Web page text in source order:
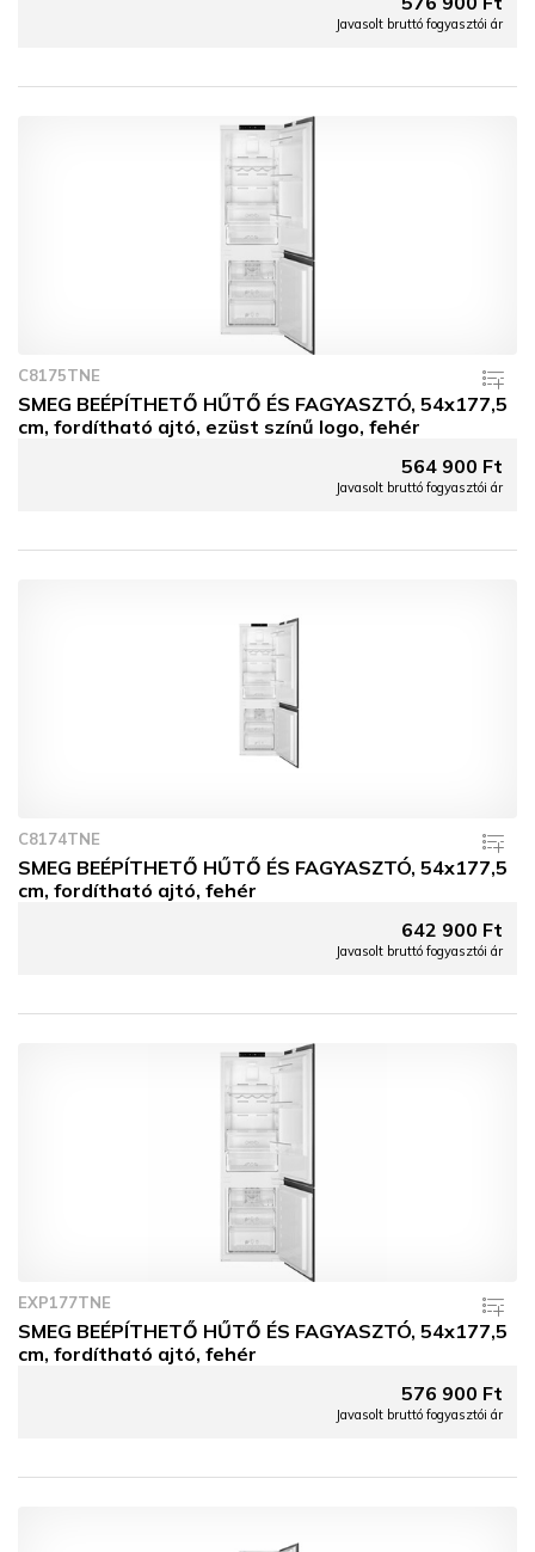
Javasolt bruttó fogyasztói ár
C8175TNE
SMEG BEÉPÍTHETŐ HŰTŐ ÉS FAGYASZTÓ, 54x177,5
cm, fordítható ajtó, ezüst színű logo, fehér
564 900 Ft
Javasolt bruttó fogyasztói ár
C8174TNE
SMEG BEÉPÍTHETŐ HŰTŐ ÉS FAGYASZTÓ, 54x177,5
cm, fordítható ajtó, fehér
642 900 Ft
Javasolt bruttó fogyasztói ár
EXP177TNE
SMEG BEÉPÍTHETŐ HŰTŐ ÉS FAGYASZTÓ, 54x177,5
cm, fordítható ajtó, fehér
576 900 Ft
Javasolt bruttó fogyasztói ár